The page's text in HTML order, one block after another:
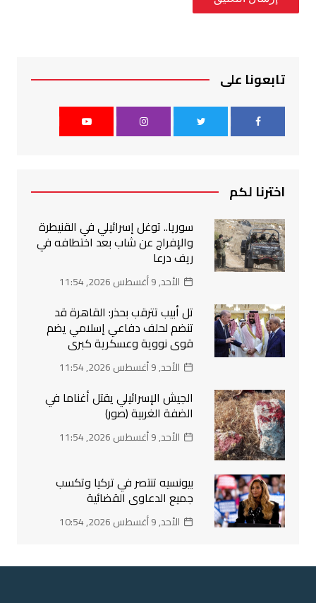
تابعونا على
اخترنا لكم
سوريا.. توغل إسرائيلي في القنيطرة
والإفراج عن شاب بعد اختطافه في
ريف درعا
الأحد, 9 أغسطس 2026, 11:54
تل أبيب تترقب بحذر: القاهرة قد
تنضم لحلف دفاعي إسلامي يضم
قوى نووية وعسكرية كبرى
الأحد, 9 أغسطس 2026, 11:54
الجيش الإسرائيلي يقتل أغناما في
الضفة الغربية (صور)
الأحد, 9 أغسطس 2026, 11:54
بيونسيه تنتصر في تركيا وتكسب
جميع الدعاوى القضائية
الأحد, 9 أغسطس 2026, 10:54